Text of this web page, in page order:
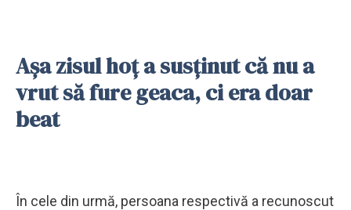
Așa zisul hoț a susținut că nu a
vrut să fure geaca, ci era doar
beat
În cele din urmă, persoana respectivă a recunoscut